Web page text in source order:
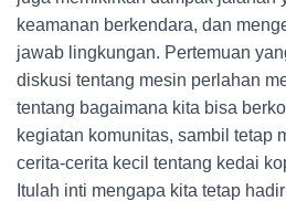
keamanan berkendara, dan
jawab lingkungan. Pertemuan
diskusi tentang mesin perlahan
tentang bagaimana kita bisa
kegiatan komunitas, sambil tetap
cerita-cerita kecil tentang kedai
Itulah inti mengapa kita tetap